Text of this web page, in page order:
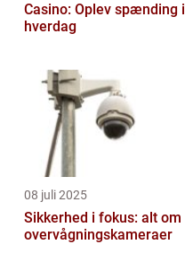
Casino: Oplev spænding i
hverdag
08 juli 2025
Sikkerhed i fokus: alt om
overvågningskameraer